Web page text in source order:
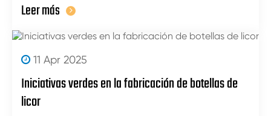
Leer más
11 Apr 2025
Iniciativas verdes en la fabricación de botellas de
licor